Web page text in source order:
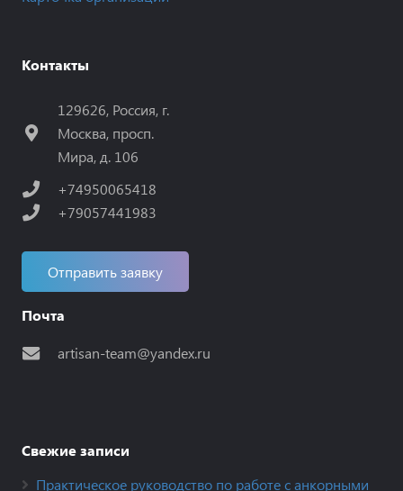
Контакты
129626, Россия, г.
Москва, просп.
Мира, д. 106
+74950065418
+79057441983
Отправить заявку
Почта
artisan-team@yandex.ru
Свежие записи
Практическое руководство по работе с анкорными